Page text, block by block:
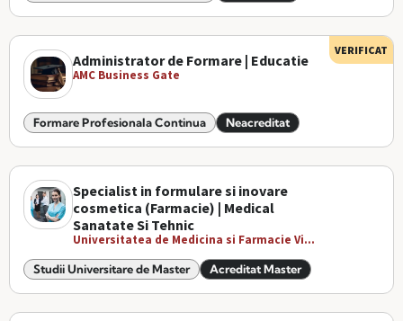
Administrator de Formare | Educatie
AMC Business Gate
Formare Profesionala Continua Neacreditat
VERIFICAT
Specialist in formulare si inovare
cosmetica (Farmacie) | Medical
Sanatate Si Tehnic
Universitatea de Medicina si Farmacie Vi...
Studii Universitare de Master Acreditat Master